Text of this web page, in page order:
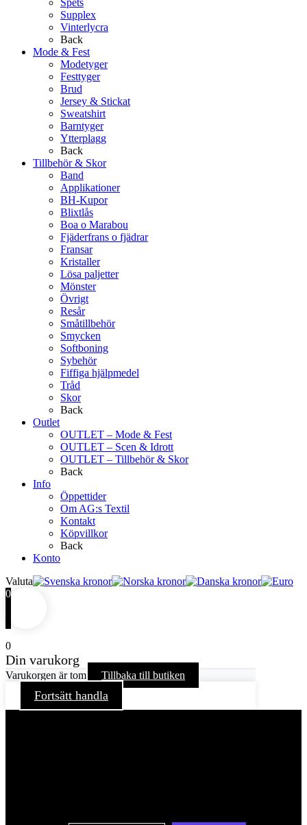
Supplex
Vinterlycra
Back
Mode & Fest
Modetyger
Festtyger
Brud
Jersey & Stickat
Sweatshirt
Barntyger
Ytterplagg
Back
Tillbehör & Skor
Band
Applikationer
BH-Kupor
Blixtlås
Boa o Marabou
Fjäderfrans o fjädrar
Fransar
Kristaller
Lösa paljetter
Mönster
Övrigt
Resår
Småtillbehör
Smycken
Softboning
Sybehör
Fiffiga hjälpmedel
Tråd
Skor
Back
Outlet
OUTLET – Mode & Fest
OUTLET – Scen & Idrott
OUTLET – Tillbehör & Skor
Back
Info
Öppettider
Om AG:s Textil
Kontakt
Köpvillkor
Back
Konto
Valuta
0
0
Din varukorg
Varukorgen är tom Tillbaka till butiken
Fortsätt handla